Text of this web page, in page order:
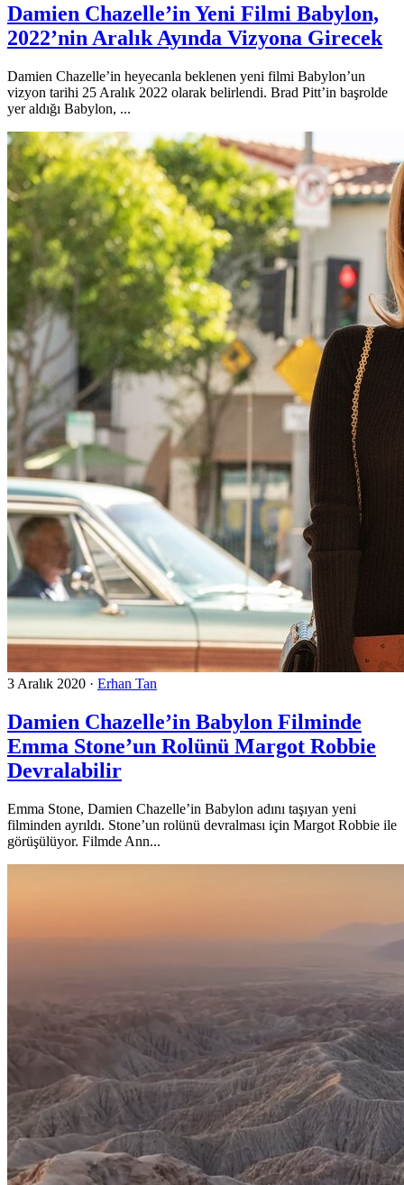
Damien Chazelle’in Yeni Filmi Babylon,
2022’nin Aralık Ayında Vizyona Girecek
Damien Chazelle’in heyecanla beklenen yeni filmi Babylon’un
vizyon tarihi 25 Aralık 2022 olarak belirlendi. Brad Pitt’in başrolde
yer aldığı Babylon, ...
3 Aralık 2020 · Erhan Tan
Damien Chazelle’in Babylon Filminde
Emma Stone’un Rolünü Margot Robbie
Devralabilir
Emma Stone, Damien Chazelle’in Babylon adını taşıyan yeni
filminden ayrıldı. Stone’un rolünü devralması için Margot Robbie ile
görüşülüyor. Filmde Ann...